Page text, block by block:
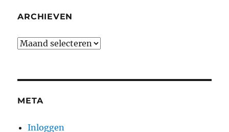
ARCHIEVEN
Archieven
META
Inloggen